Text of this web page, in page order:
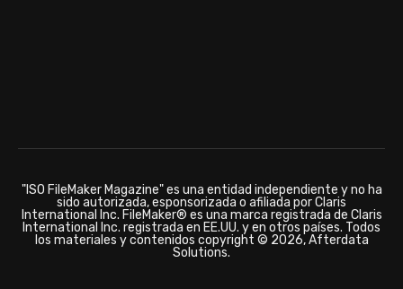
"ISO FileMaker Magazine" es una entidad independiente y no ha
sido autorizada, esponsorizada o afiliada por Claris
International Inc. FileMaker® es una marca registrada de Claris
International Inc. registrada en EE.UU. y en otros países. Todos
los materiales y contenidos copyright © 2026, Afterdata
Solutions.